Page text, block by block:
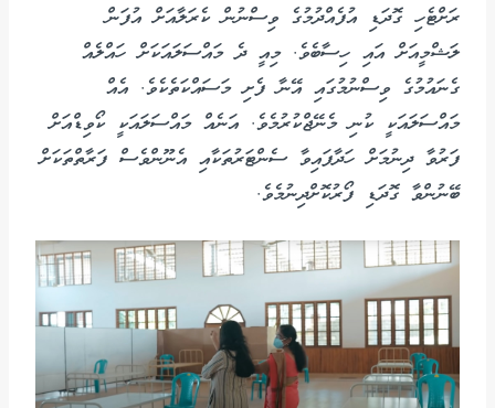
ރަށްޓެހި ގޮދަޑި އުފެއްދުމުގެ ވިސްނުން ކެރަލާއަށް އުފަން
ލަޝްމީއަށް އައި ހިސާބެވެ. މިއީ ދެ މައްސަލައަކަށް ހައްލެއް
ގެނައުމުގެ ވިސްނުމުގައި އޭނާ ފެށި މަސައްކަތެކެވެ. އެއް
މައްސަލައަކީ ކުނި މެނޭޖްކުރުމެވެ. އަނެއް މައްސަލައަކީ ކޯވިޑްއަށް
ފަރުވާ ދިނުމަށް ހަދާފައިވާ ސެންޓަރުތަކާއި އެނޫންވެސް ފަރާތްތަކަށް
ބޭނުންވާ ގޮދަޑި ފޯރުކޮށްދިނުމެވެ.